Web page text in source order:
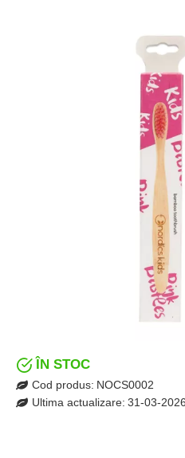
ÎN STOC
Cod produs: NOCS0002
Ultima actualizare: 31-03-2026